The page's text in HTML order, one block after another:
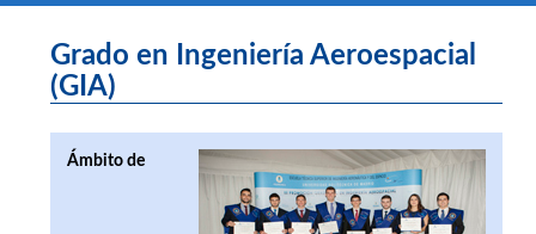
Grado en Ingeniería Aeroespacial
(GIA)
Ámbito de